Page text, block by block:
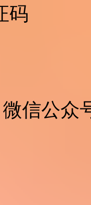
码
微信公众